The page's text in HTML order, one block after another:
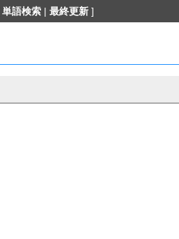
単語検索| 最終更新]